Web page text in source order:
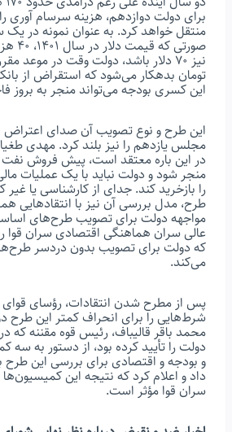
برای دولت دوازدهم، هزینه سرسام آوری
منتقل خواهد کرد. به عنوان نمونه در یک
تومان بدهکار می‌شود که استقراض از
این کسری بودجه می‌تواند منجر به بروز
این طرح و نوع تصویب آن صدای اعتراض
مجلس یازدهم را نیز بلند کرد. مهدی
در این باره معتقد است، پیش فروش نفت
منجر شود و دولت نباید با یک عملیات
را بازخرید کند. جدای از کارشناسی یا
طرح، مدل بررسی آن نیز با انتقادهایی
مواجهه دولت برای تصویب طرح‌های
عالی سران هماهنگی اقتصادی سران قوا
که دولت برای تصویب بدون دردسر
می‌کند.
پس از مطرح شدن انتقادات، رؤسای قوای
شرط‌هایی را برای انحراف کمتر این طرح
محمد باقر قالیباف، رئیس قوه مقننه که
دولت را تأیید کرده بود، از دستور به سه
و بودجه و اقتصادی برای بررسی این طرح
داد و اعلام کرد که نتیجه این
سران قوا مؤثر است.